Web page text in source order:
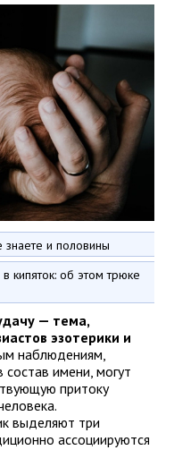
знаете и половины
кипяток: об этом трюке
— тема,
эзотерики и
наблюдениям,
имени, могут
притоку
выделяют три
ассоциируются